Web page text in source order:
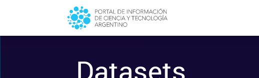
Datasets